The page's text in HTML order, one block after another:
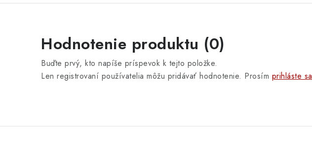
Hodnotenie produktu (0)
Buďte prvý, kto napíše príspevok k tejto položke.
Len registrovaní používatelia môžu pridávať hodnotenie. Prosím prihláste sa